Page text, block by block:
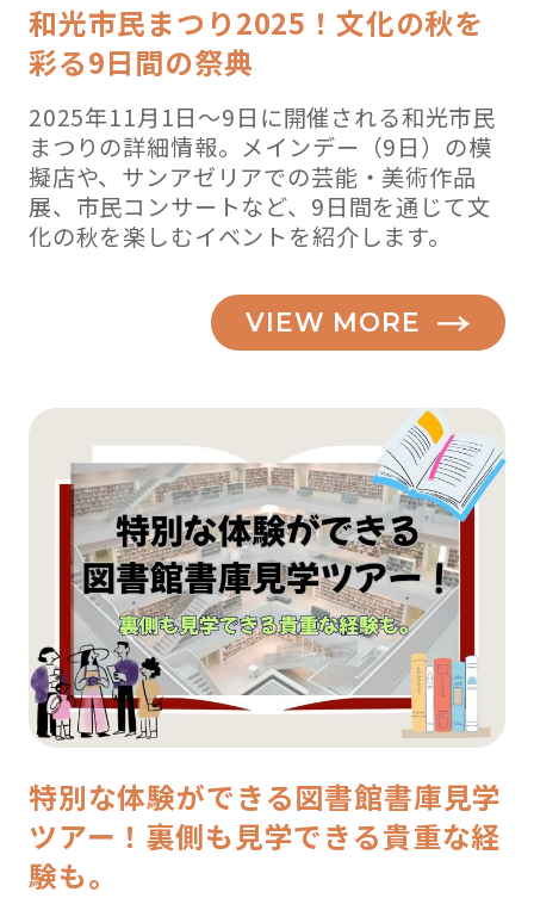
和光市民まつり2025！文化の秋を
彩る9日間の祭典
2025年11月1日～9日に開催される和光市民
まつりの詳細情報。メインデー（9日）の模
擬店や、サンアゼリアでの芸能・美術作品
展、市民コンサートなど、9日間を通じて文
化の秋を楽しむイベントを紹介します。
VIEW MORE
特別な体験ができる図書館書庫見学
ツアー！裏側も見学できる貴重な経
験も。